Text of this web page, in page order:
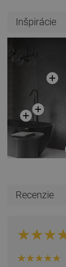
Inšpirácie
Recenzie